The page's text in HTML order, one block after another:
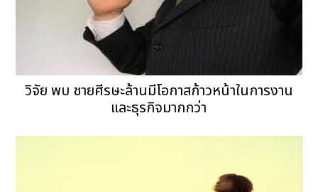
วิจัย พบ ชายศีรษะล้านมีโอกาสก้าวหน้าในการงาน
และธุรกิจมากกว่า